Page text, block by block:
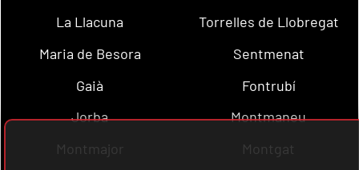
La Llacuna
Torrelles de Llobregat
Maria de Besora
Sentmenat
Gaià
Fontrubí
Jorba
Montmaneu
Montmajor
Montgat